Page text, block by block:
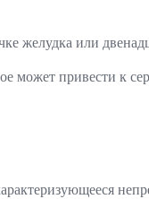
желудка или
может привести к